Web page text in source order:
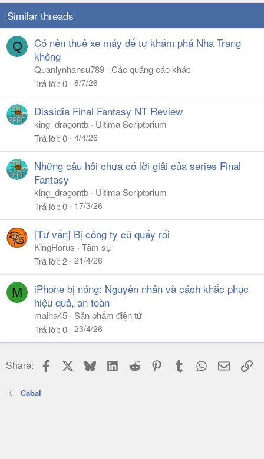
Similar threads
Q
Có nên thuê xe máy để tự khám phá Nha Trang
không
Quanlynhansu789 Các quảng cáo khác
Trả lời 0 8/7/26
Dissidia Final Fantasy NT Review
king_dragontb
Ultima Scriptorium
Trả lời 0 4/4/26
Những câu hỏi chưa có lời giải của series Final
Fantasy
king_dragontb
Ultima Scriptorium
Trả lời 0 17/3/26
[Tư vấn] Bị công ty cũ quấy rối
KingHorus
Tâm sự
Trả lời 2 21/4/26
M
iPhone bị nóng: Nguyên nhân và cách khắc phục
hiệu quả, an toàn
maiha45
Sản phẩm điện tử
Trả lời 0 23/4/26
Share: Facebook BlueskyLinkedIn
Reddit PinterestTumblr WhatsApp
Email
Cabal